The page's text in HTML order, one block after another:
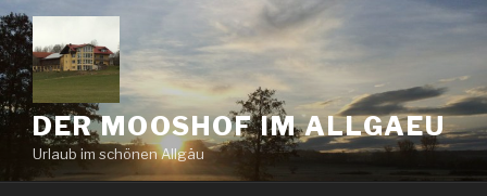
Zum
Inhalt
springen
DER MOOSHOF IM ALLGAEU
Urlaub im schönen Allgäu